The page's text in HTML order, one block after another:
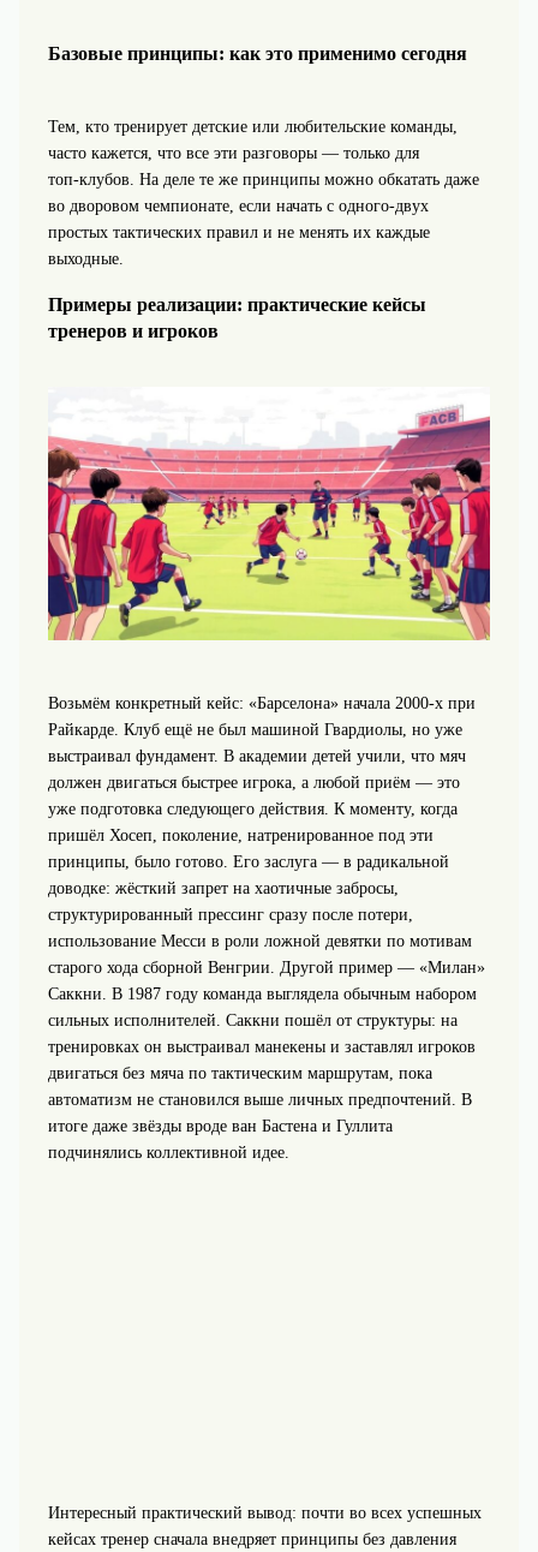
Базовые принципы: как это применимо сегодня
Тем, кто тренирует детские или любительские команды,
часто кажется, что все эти разговоры — только для
топ‑клубов. На деле те же принципы можно обкатать даже
во дворовом чемпионате, если начать с одного‑двух
простых тактических правил и не менять их каждые
выходные.
Примеры реализации: практические кейсы
тренеров и игроков
Возьмём конкретный кейс: «Барселона» начала 2000‑х при
Райкарде. Клуб ещё не был машиной Гвардиолы, но уже
выстраивал фундамент. В академии детей учили, что мяч
должен двигаться быстрее игрока, а любой приём — это
уже подготовка следующего действия. К моменту, когда
пришёл Хосеп, поколение, натренированное под эти
принципы, было готово. Его заслуга — в радикальной
доводке: жёсткий запрет на хаотичные забросы,
структурированный прессинг сразу после потери,
использование Месси в роли ложной девятки по мотивам
старого хода сборной Венгрии. Другой пример — «Милан»
Саккни. В 1987 году команда выглядела обычным набором
сильных исполнителей. Саккни пошёл от структуры: на
тренировках он выстраивал манекены и заставлял игроков
двигаться без мяча по тактическим маршрутам, пока
автоматизм не становился выше личных предпочтений. В
итоге даже звёзды вроде ван Бастена и Гуллита
подчинялись коллективной идее.
Интересный практический вывод: почти во всех успешных
кейсах тренер сначала внедряет принципы без давления